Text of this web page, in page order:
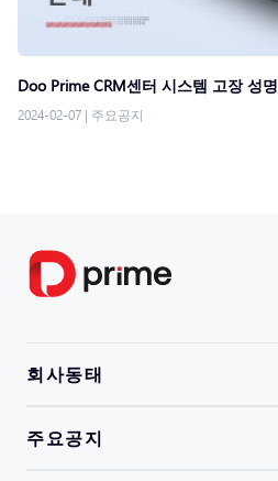
Doo Prime CRM센터 시스템 고장 성명
2024-02-07 | 주요공지
회사동태
주요공지